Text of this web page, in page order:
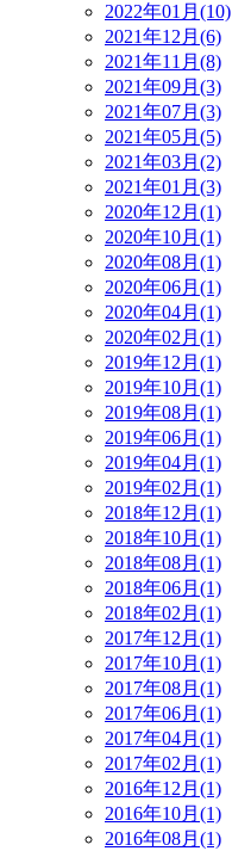
2022年01月(10)
2021年12月(6)
2021年11月(8)
2021年09月(3)
2021年07月(3)
2021年05月(5)
2021年03月(2)
2021年01月(3)
2020年12月(1)
2020年10月(1)
2020年08月(1)
2020年06月(1)
2020年04月(1)
2020年02月(1)
2019年12月(1)
2019年10月(1)
2019年08月(1)
2019年06月(1)
2019年04月(1)
2019年02月(1)
2018年12月(1)
2018年10月(1)
2018年08月(1)
2018年06月(1)
2018年02月(1)
2017年12月(1)
2017年10月(1)
2017年08月(1)
2017年06月(1)
2017年04月(1)
2017年02月(1)
2016年12月(1)
2016年10月(1)
2016年08月(1)